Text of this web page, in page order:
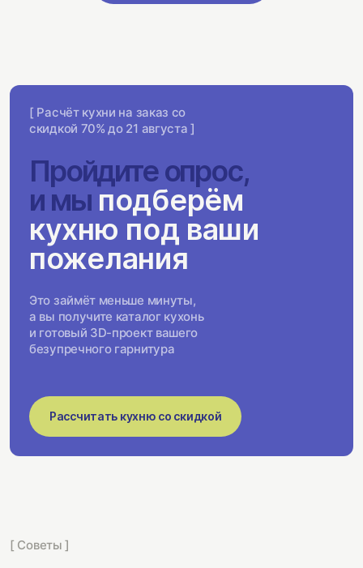
[ Расчёт кухни на заказ со
скидкой 70% до 21 августа ]
Пройдите опрос,
и мыподберём
кухню под ваши
пожелания
Это займёт меньше минуты,
а вы получите каталог кухонь
и готовый 3D-проект вашего
безупречного гарнитура
Рассчитать кухню со скидкой
[ Советы ]